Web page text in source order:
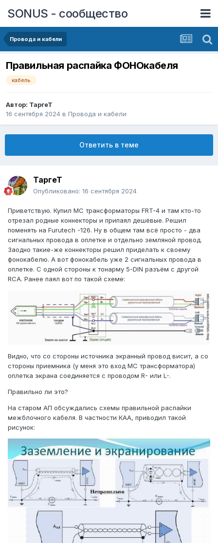
SONUS - сообщество
Провода и кабели
Правильная распайка ФОНОкабеля
кабель
Автор: ТаргеТ
16 сентября 2024 в Провода и кабели
Ответить в теме
ТаргеТ
Опубликовано: 16 сентября 2024
Приветствую. Купил МС трансформаторы FRT-4 и там кто-то
отрезал родные коннекторы и припаял дешёвые. Решил
поменять на Furutech -126. Ну в общем там всё просто - два
сигнальных провода в оплетке и отдельно земляной провод.
Заодно такие-же коннекторы решил приделать к своему
фонокабелю. А вот фонокабель уже 2 сигнальных провода в
оплетке. С одной стороны к тонарму 5-DIN разъём с другой
RCA. Ранее паял вот по такой схеме:
Видно, что со стороны источника экранный провод висит, а со
стороны приемника (у меня это вход МС трансформатора)
оплетка экрана соединяется с проводом R- или L-.
Правильно ли это?
На старом АП обсуждались схемы правильной распайки
межблочного кабеля. В частности КАА, приводил такой
рисунок: